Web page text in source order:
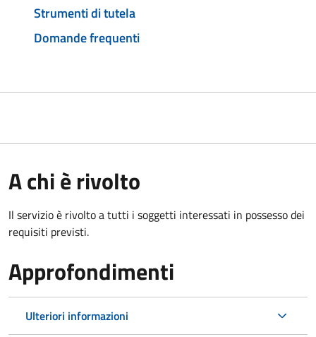
Strumenti di tutela
Domande frequenti
A chi è rivolto
Il servizio è rivolto a tutti i soggetti interessati in possesso dei
requisiti previsti.
Approfondimenti
Ulteriori informazioni